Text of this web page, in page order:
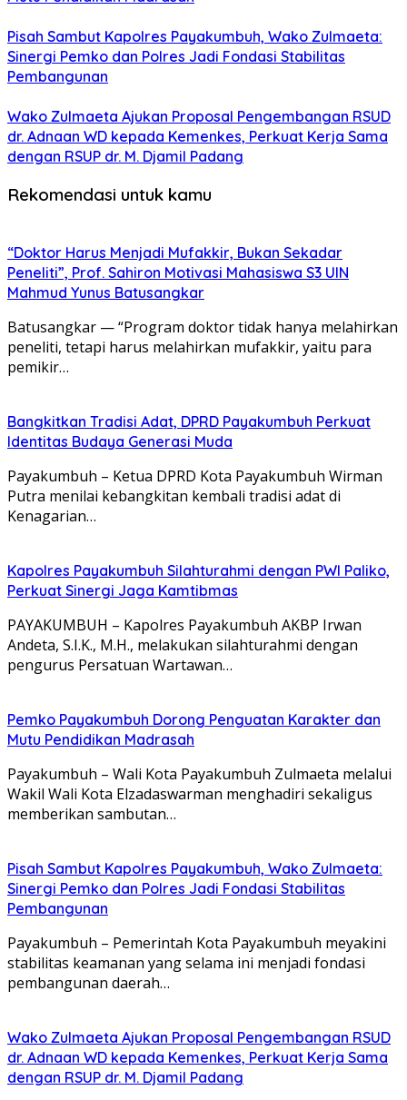
Pisah Sambut Kapolres Payakumbuh, Wako Zulmaeta:
Sinergi Pemko dan Polres Jadi Fondasi Stabilitas
Pembangunan
Wako Zulmaeta Ajukan Proposal Pengembangan RSUD
dr. Adnaan WD kepada Kemenkes, Perkuat Kerja Sama
dengan RSUP dr. M. Djamil Padang
Rekomendasi untuk kamu
“Doktor Harus Menjadi Mufakkir, Bukan Sekadar
Peneliti”, Prof. Sahiron Motivasi Mahasiswa S3 UIN
Mahmud Yunus Batusangkar
Batusangkar — “Program doktor tidak hanya melahirkan
peneliti, tetapi harus melahirkan mufakkir, yaitu para
pemikir…
Bangkitkan Tradisi Adat, DPRD Payakumbuh Perkuat
Identitas Budaya Generasi Muda
Payakumbuh – Ketua DPRD Kota Payakumbuh Wirman
Putra menilai kebangkitan kembali tradisi adat di
Kenagarian…
Kapolres Payakumbuh Silahturahmi dengan PWI Paliko,
Perkuat Sinergi Jaga Kamtibmas
PAYAKUMBUH – Kapolres Payakumbuh AKBP Irwan
Andeta, S.I.K., M.H., melakukan silahturahmi dengan
pengurus Persatuan Wartawan…
Pemko Payakumbuh Dorong Penguatan Karakter dan
Mutu Pendidikan Madrasah
Payakumbuh – Wali Kota Payakumbuh Zulmaeta melalui
Wakil Wali Kota Elzadaswarman menghadiri sekaligus
memberikan sambutan…
Pisah Sambut Kapolres Payakumbuh, Wako Zulmaeta:
Sinergi Pemko dan Polres Jadi Fondasi Stabilitas
Pembangunan
Payakumbuh – Pemerintah Kota Payakumbuh meyakini
stabilitas keamanan yang selama ini menjadi fondasi
pembangunan daerah…
Wako Zulmaeta Ajukan Proposal Pengembangan RSUD
dr. Adnaan WD kepada Kemenkes, Perkuat Kerja Sama
dengan RSUP dr. M. Djamil Padang